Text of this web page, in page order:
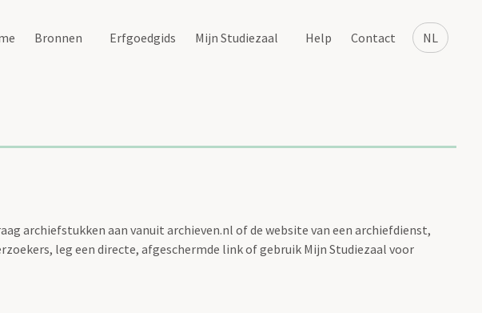
NL
Bronnen Erfgoedgids Mijn Studiezaal Help Contact
archiefstukken aan vanuit archieven.nl of de website van een archiefdienst,
leg een directe, afgeschermde link of gebruik Mijn Studiezaal voor